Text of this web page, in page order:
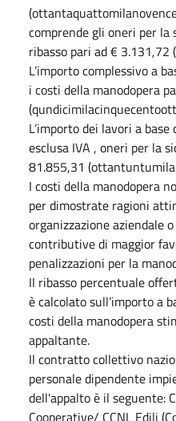
comprende gli oneri per la
ribasso pari ad €
L’importo complessivo a
i costi della manodopera
L’importo dei lavori a
esclusa IVA , oneri per la
81.855,31
I costi della manodopera
per dimostrate ragioni
organizzazione aziendale
contributive di maggior
penalizzazioni per la
Il ribasso percentuale
è calcolato sull’importo a
costi della manodopera
appaltante.
Il contratto collettivo
personale dipendente
dell'appalto è il seguente:
Cooperative/ CCNL Edili